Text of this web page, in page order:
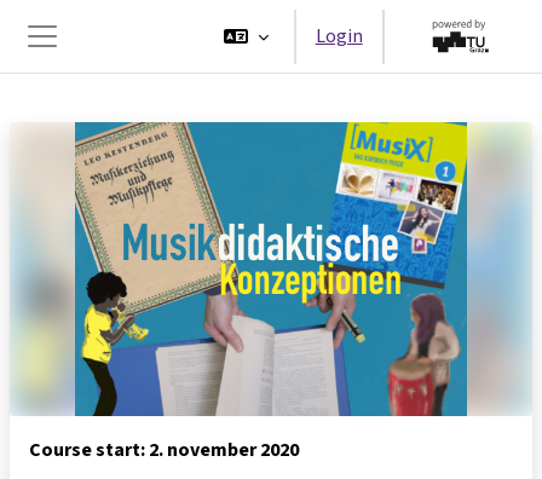
Zijpaneel
Login
Course start: 2. november 2020